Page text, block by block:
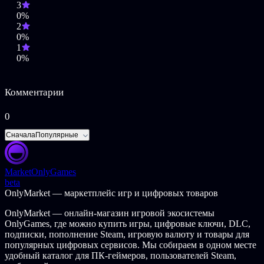
Веселые голоса и странноватая музыка создают
непередаваемую атмосферу фантасмагоричного Лондона, но
самое странное в этой истории — это, конечно, нос Бертрама,
который, как мне кажется, и помогает главному герою
вынюхивать все нужные улики», — Оксана Райан
3
0%
2
0%
1
0%
Комментарии
0
СначалаПопулярные
MarketOnlyGames
beta
OnlyMarket — маркетплейс игр и цифровых товаров
OnlyMarket — онлайн-магазин игровой экосистемы
OnlyGames, где можно купить игры, цифровые ключи, DLC,
подписки, пополнение Steam, игровую валюту и товары для
популярных цифровых сервисов. Мы собираем в одном месте
удобный каталог для ПК-геймеров, пользователей Steam,